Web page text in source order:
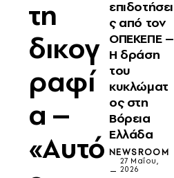
τη
δικογ
ραφί
α –
«Αυτό
επιδοτήσει
ς από τον
ΟΠΕΚΕΠΕ –
Η δράση
του
κυκλώματ
ος στη
Βόρεια
Ελλάδα
NEWSROOM
27 Μαΐου,
2026